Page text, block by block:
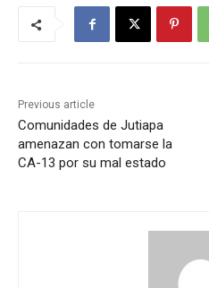
Previous article
Comunidades de Jutiapa
amenazan con tomarse la
CA-13 por su mal estado